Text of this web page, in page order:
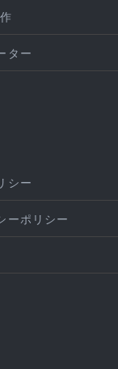
ター
シー
ーポリシー